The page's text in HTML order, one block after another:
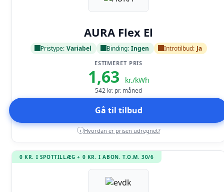
AURA Flex El
Pristype: Variabel Binding: Ingen Introtilbud: Ja
ESTIMERET PRIS
1,63 kr./kWh
542 kr. pr. måned
Gå til tilbud
i Hvordan er prisen udregnet?
0 KR. I SPOTTILLÆG + 0 KR. I ABON. T.O.M. 30/6